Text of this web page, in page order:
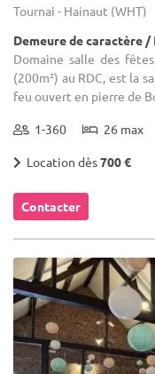
Tournai - Hainaut (WHT)
Demeure de caractère /
Domaine salle des
(200m²) au RDC, est la
feu ouvert en pierre de
1-360 26 max
Location dès700 €
Contacter